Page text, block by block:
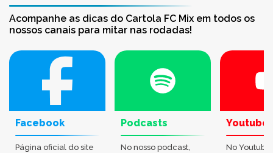
Acompanhe as dicas do Cartola FC Mix em todos os
nossos canais para mitar nas rodadas!
Facebook
Página oficial do site
Podcasts
No nosso podcast,
Youtube
No